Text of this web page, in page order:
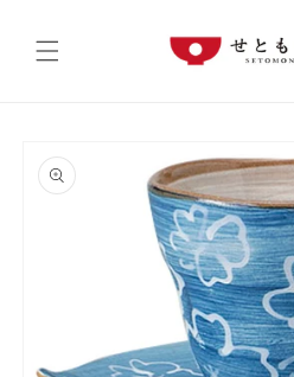
進む
報にス
キップ